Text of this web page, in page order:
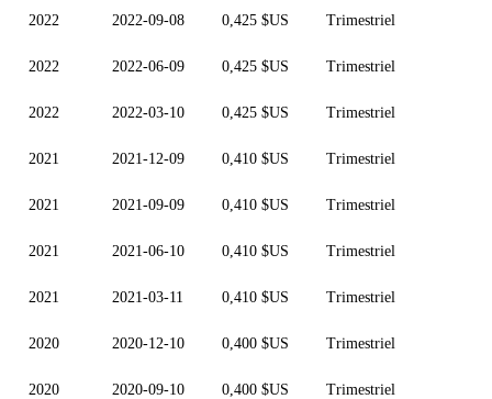
2022 2022-09-08 0,425 $US Trimestriel
2022 2022-06-09 0,425 $US Trimestriel
2022 2022-03-10 0,425 $US Trimestriel
2021 2021-12-09 0,410 $US Trimestriel
2021 2021-09-09 0,410 $US Trimestriel
2021 2021-06-10 0,410 $US Trimestriel
2021 2021-03-11 0,410 $US Trimestriel
2020 2020-12-10 0,400 $US Trimestriel
2020 2020-09-10 0,400 $US Trimestriel